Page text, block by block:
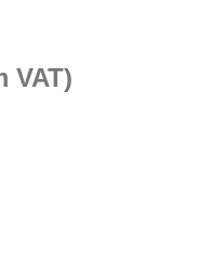
VAT)